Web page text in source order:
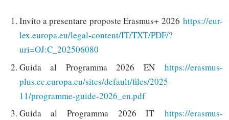
Invito a presentare proposte Erasmus+ 2026 https://eur-
lex.europa.eu/legal-content/IT/TXT/PDF/?
uri=OJ:C_202506080
Guida al Programma 2026 EN https://erasmus-
plus.ec.europa.eu/sites/default/files/2025-
11/programme-guide-2026_en.pdf
Guida al Programma 2026 IT https://erasmus-